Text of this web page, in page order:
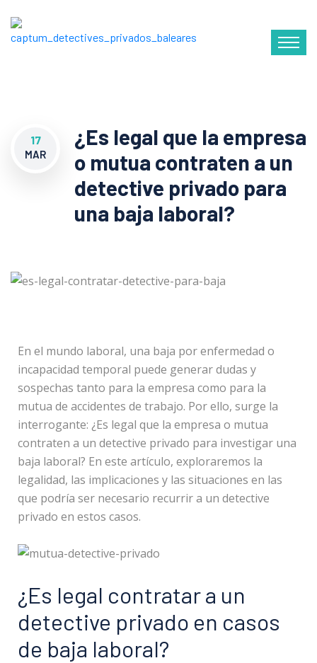
17
MAR
¿Es legal que la empresa
o mutua contraten a un
detective privado para
una baja laboral?
En el mundo laboral, una baja por enfermedad o
incapacidad temporal puede generar dudas y
sospechas tanto para la empresa como para la
mutua de accidentes de trabajo. Por ello, surge la
interrogante: ¿Es legal que la empresa o mutua
contraten a un detective privado para investigar una
baja laboral? En este artículo, exploraremos la
legalidad, las implicaciones y las situaciones en las
que podría ser necesario recurrir a un detective
privado en estos casos.
¿Es legal contratar a un
detective privado en casos
de baja laboral?